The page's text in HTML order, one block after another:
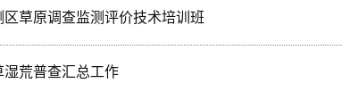
草原调查监测评价技术培训班
荒普查汇总工作